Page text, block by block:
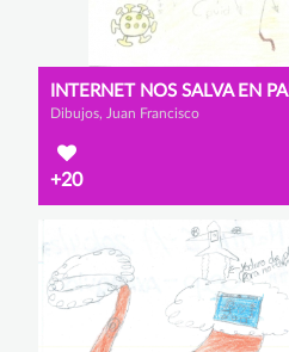
Dibujos, Juan Francisco
+20